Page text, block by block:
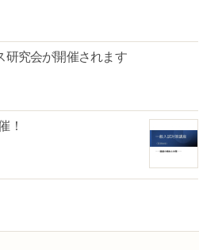
研究会が開催されます
！